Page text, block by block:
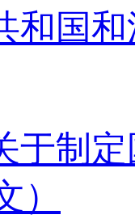
和国
于制
）